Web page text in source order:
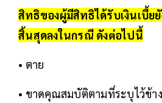
สิทธิของผู้มีสิทธิได้รับเงินเบี้ย
สิ้นสุดลงในกรณี ดังต่อไปนี้
• ตาย
• ขาดคุณสมบัติตามที่ระบุไว้ข้า